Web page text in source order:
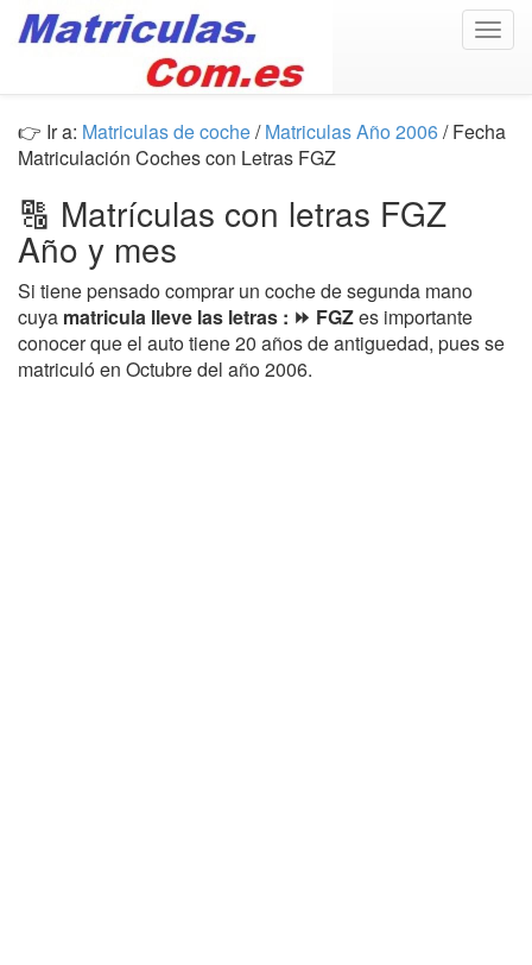
👉 Ir a: Matriculas de coche/Matriculas Año 2006/ Fecha
Matriculación Coches con Letras FGZ
🔠 Matrículas con letras FGZ
Año y mes
Si tiene pensado comprar un coche de segunda mano
cuya matricula lleve las letras : ⏩ FGZes importante
conocer que el auto tiene 20 años de antiguedad, pues se
matriculó en Octubre del año 2006.